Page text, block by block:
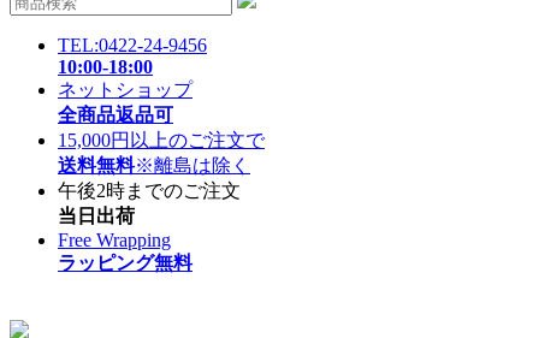
TEL:0422-24-9456
10:00-18:00
ネットショップ
全商品返品可
15,000円以上のご注文で
送料無料※離島は除く
午後2時までのご注文
当日出荷
Free Wrapping
ラッピング無料